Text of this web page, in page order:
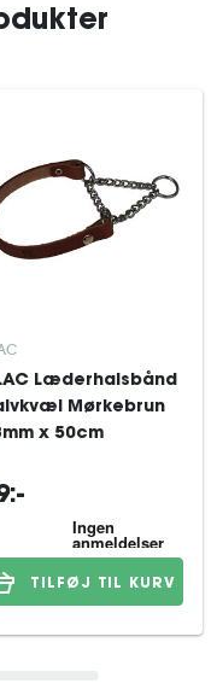
Læderhalsbånd
Mørkebrun
x 50cm
TILFØJ TIL KURV